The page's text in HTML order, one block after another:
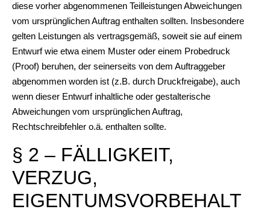
diese vorher abgenommenen Teilleistungen Abweichungen
vom ursprünglichen Auftrag enthalten sollten. Insbesondere
gelten Leistungen als vertragsgemäß, soweit sie auf einem
Entwurf wie etwa einem Muster oder einem Probedruck
(Proof) beruhen, der seinerseits von dem Auftraggeber
abgenommen worden ist (z.B. durch Druckfreigabe), auch
wenn dieser Entwurf inhaltliche oder gestalterische
Abweichungen vom ursprünglichen Auftrag,
Rechtschreibfehler o.ä. enthalten sollte.
§ 2 – FÄLLIGKEIT,
VERZUG,
EIGENTUMSVORBEHALT